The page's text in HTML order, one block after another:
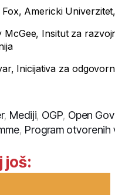
Americki
McGee, Insitut za
Inicijativa za
, Mediji, OGP, Open
, Program otvorenih
još: